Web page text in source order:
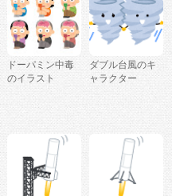
ドーパミン中毒
のイラスト
ダブル台風のキ
ャラクター